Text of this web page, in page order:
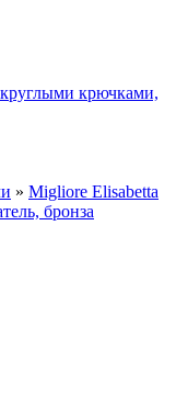
крючками,
» Migliore Elisabetta
бронза